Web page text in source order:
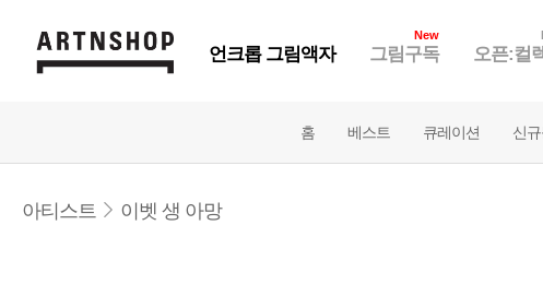
언크롭 그림액자
New
그림구독 오픈:컬
홈 베스트 큐레이션 신
아티스트 이벳 생 아망